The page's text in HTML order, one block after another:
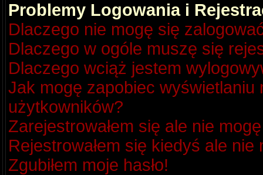
Problemy Logowania i
Dlaczego nie mogę się
Dlaczego w ogóle muszę się
Dlaczego wciąż jestem
Jak mogę zapobiec
użytkowników?
Zarejestrowałem się ale nie
Rejestrowałem się kiedyś ale
Zgubiłem moje hasło!